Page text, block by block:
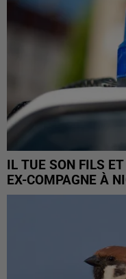
IL TUE SON FILS
EX-COMPAGNE À